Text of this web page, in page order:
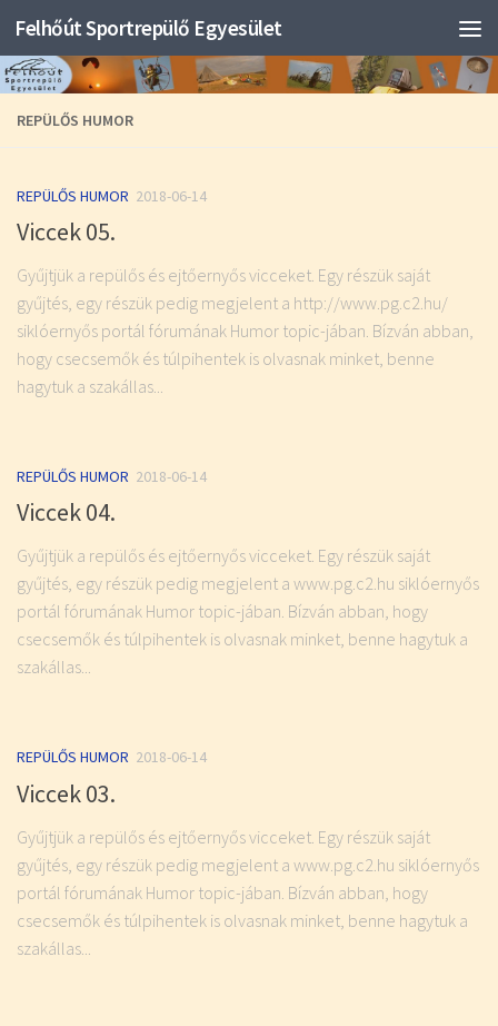
Felhőút Sportrepülő Egyesület
REPÜLŐS HUMOR
REPÜLŐS HUMOR 2018-06-14
Viccek 05.
Gyűjtjük a repülős és ejtőernyős vicceket. Egy részük saját
gyűjtés, egy részük pedig megjelent a http://www.pg.c2.hu/
siklóernyős portál fórumának Humor topic-jában. Bízván abban,
hogy csecsemők és túlpihentek is olvasnak minket, benne
hagytuk a szakállas...
REPÜLŐS HUMOR 2018-06-14
Viccek 04.
Gyűjtjük a repülős és ejtőernyős vicceket. Egy részük saját
gyűjtés, egy részük pedig megjelent a www.pg.c2.hu siklóernyős
portál fórumának Humor topic-jában. Bízván abban, hogy
csecsemők és túlpihentek is olvasnak minket, benne hagytuk a
szakállas...
REPÜLŐS HUMOR 2018-06-14
Viccek 03.
Gyűjtjük a repülős és ejtőernyős vicceket. Egy részük saját
gyűjtés, egy részük pedig megjelent a www.pg.c2.hu siklóernyős
portál fórumának Humor topic-jában. Bízván abban, hogy
csecsemők és túlpihentek is olvasnak minket, benne hagytuk a
szakállas...